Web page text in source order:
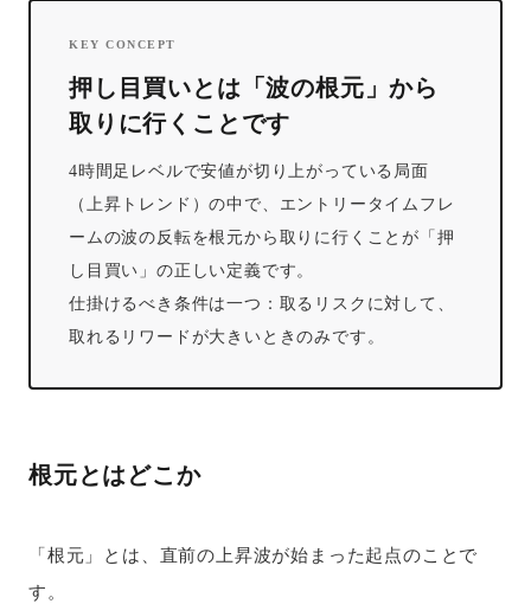
KEY CONCEPT
押し目買いとは「波の根元」から
取りに行くことです
4時間足レベルで安値が切り上がっている局面
（上昇トレンド）の中で、エントリータイムフレ
ームの波の反転を根元から取りに行くことが「押
し目買い」の正しい定義です。
仕掛けるべき条件は一つ：取るリスクに対して、
取れるリワードが大きいときのみです。
根元とはどこか
「根元」とは、直前の上昇波が始まった起点のことで
す。